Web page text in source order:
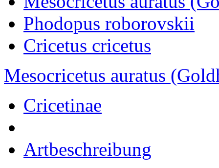
Phodopus roborovskii
Cricetus cricetus
Mesocricetus auratus
Cricetinae
Artbeschreibung